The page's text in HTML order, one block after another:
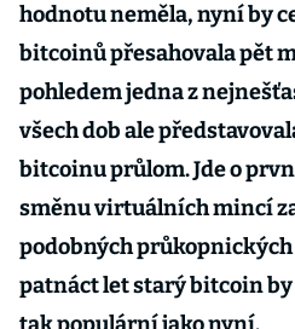
hodnotu neměla, nyní by
bitcoinů přesahovala pět
pohledem jedna z
všech dob ale
bitcoinu průlom. Jde o
směnu virtuálních mincí
podobných
patnáct let starý bitcoin